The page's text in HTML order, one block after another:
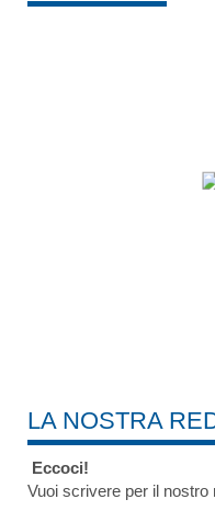
LA NOSTRA
Eccoci!
Vuoi scrivere per il nostro